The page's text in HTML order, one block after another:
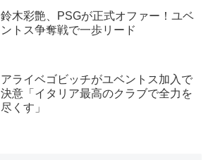
鈴木彩艶、PSGが正式オファー！ユベ
ントス争奪戦で一歩リード
アライベゴビッチがユベントス加入で
決意「イタリア最高のクラブで全力を
尽くす」